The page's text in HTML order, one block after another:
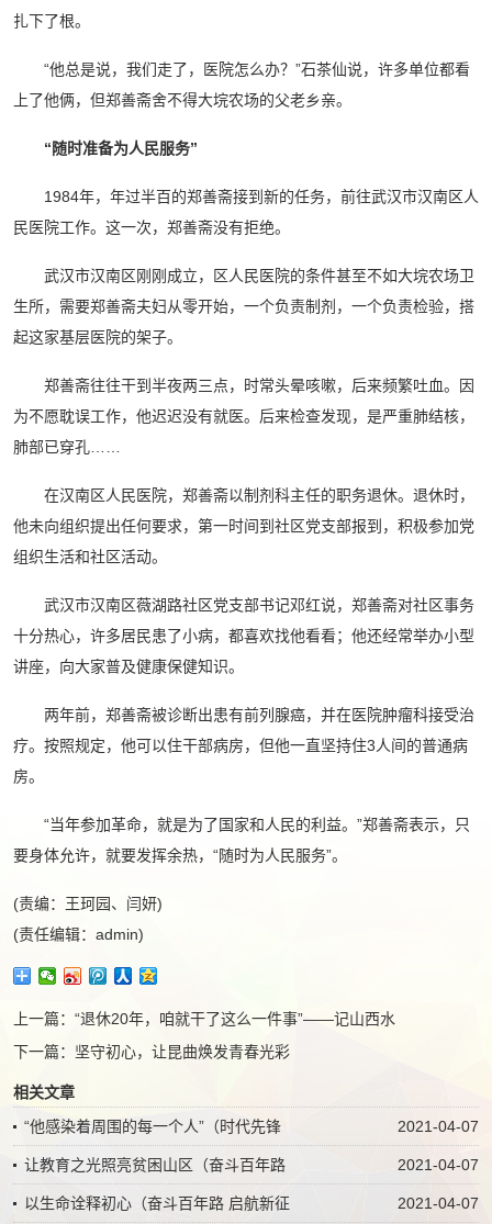
扎下了根。
“他总是说，我们走了，医院怎么办？”石茶仙说，许多单位都看
上了他俩，但郑善斋舍不得大垸农场的父老乡亲。
“随时准备为人民服务”
1984年，年过半百的郑善斋接到新的任务，前往武汉市汉南区人
民医院工作。这一次，郑善斋没有拒绝。
武汉市汉南区刚刚成立，区人民医院的条件甚至不如大垸农场卫
生所，需要郑善斋夫妇从零开始，一个负责制剂，一个负责检验，搭
起这家基层医院的架子。
郑善斋往往干到半夜两三点，时常头晕咳嗽，后来频繁吐血。因
为不愿耽误工作，他迟迟没有就医。后来检查发现，是严重肺结核，
肺部已穿孔……
在汉南区人民医院，郑善斋以制剂科主任的职务退休。退休时，
他未向组织提出任何要求，第一时间到社区党支部报到，积极参加党
组织生活和社区活动。
武汉市汉南区薇湖路社区党支部书记邓红说，郑善斋对社区事务
十分热心，许多居民患了小病，都喜欢找他看看；他还经常举办小型
讲座，向大家普及健康保健知识。
两年前，郑善斋被诊断出患有前列腺癌，并在医院肿瘤科接受治
疗。按照规定，他可以住干部病房，但他一直坚持住3人间的普通病
房。
“当年参加革命，就是为了国家和人民的利益。”郑善斋表示，只
要身体允许，就要发挥余热，“随时为人民服务”。
(责编：王珂园、闫妍)
(责任编辑：admin)
上一篇： “退休20年，咱就干了这么一件事”——记山西水
下一篇： 坚守初心，让昆曲焕发青春光彩
相关文章
2021-04-07
“他感染着周围的每一个人”（时代先锋
2021-04-07
让教育之光照亮贫困山区（奋斗百年路
2021-04-07
以生命诠释初心（奋斗百年路 启航新征